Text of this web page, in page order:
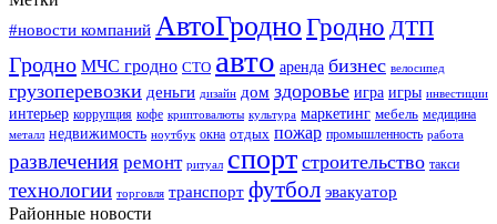
#новости компаний АвтоГродноГродно ДТП
Гродно МЧС гродно СТО авто аренда бизнес велосипед
грузоперевозки деньги дизайн дом здоровье игра игры инвестиции
интерьер коррупция кофе криптовалюты культура маркетинг мебель медицина
металл недвижимость ноутбук окна отдых пожар промышленность работа
развлечения ремонт ритуал спорт строительство такси
технологии торговля транспорт футбол эвакуатор
Районные новости